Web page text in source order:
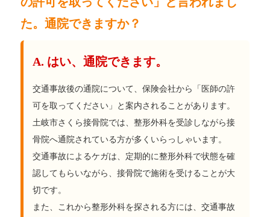
た。通院できますか？
A. はい、通院できます。
交通事故後の通院について、保険会社から「医師の許
可を取ってください」と案内されることがあります。
土岐市さくら接骨院では、整形外科を受診しながら接
骨院へ通院されている方が多くいらっしゃいます。
交通事故によるケガは、定期的に整形外科で状態を確
認してもらいながら、接骨院で施術を受けることが大
切です。
また、これから整形外科を探される方には、交通事故